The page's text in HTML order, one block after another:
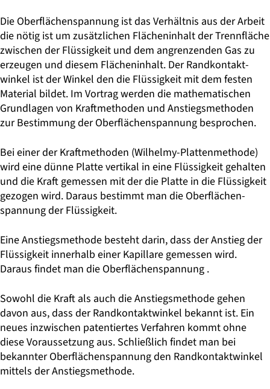
Die Oberflächenspannung ist das Verhältnis aus der Arbeit
die nötig ist um zusätzlichen Flächeninhalt der Trennfläche
zwischen der Flüssigkeit und dem angrenzenden Gas zu
erzeugen und diesem Flä­cheninhalt. Der Randkontakt­
winkel ist der Winkel den die Flüssigkeit mit dem festen
Material bildet. Im Vortrag werden die mathematischen
Grundlagen von Kraftmethoden und Anstiegsmethoden
zur Bestimmung der Oberflächenspannung besprochen.
Bei einer der Kraftmethoden (Wilhelmy-Plattenmethode)
wird eine dünne Platte vertikal in eine Flüs­sigkeit gehalten
und die Kraft gemessen mit der die Platte in die Flüssigkeit
gezogen wird. Daraus be­stimmt man die Oberflächen­
spannung der Flüssigkeit.
Eine Anstiegsmethode besteht darin, dass der Anstieg der
Flüssigkeit inner­halb einer Kapillare gemes­sen wird.
Daraus findet man die Oberflächenspan­nung .
Sowohl die Kraft als auch die Anstiegsmethode gehen
davon aus, dass der Randkontaktwinkel be­kannt ist. Ein
neues inzwischen patentiertes Verfahren kommt ohne
diese Voraussetzung aus. Schließlich findet man bei
bekannter Oberflächenspannung den Randkon­taktwinkel
mittels der An­stiegsmethode.